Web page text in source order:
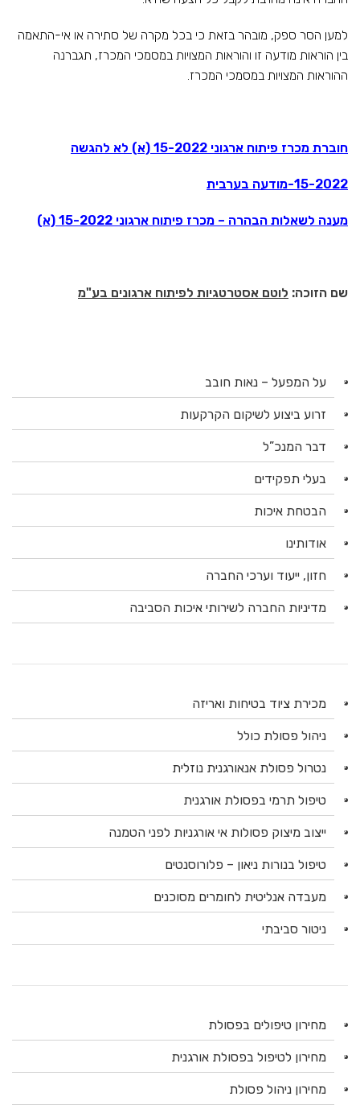
למען הסר ספק, מובהר בזאת כי בכל מקרה של סתירה או אי-התאמה
בין הוראות מודעה זו והוראות המצויות במסמכי המכרז, תגברנה
ההוראות המצויות במסמכי המכרז.
חוברת מכרז פיתוח ארגוני 15-2022 (א) לא להגשה
15-2022-מודעה בערבית
מענה לשאלות הבהרה – מכרז פיתוח ארגוני 15-2022 (א)
שם הזוכה: לוטם אסטרטגיות לפיתוח ארגונים בע"מ
על המפעל – נאות חובב
זרוע ביצוע לשיקום הקרקעות
דבר המנכ”ל
בעלי תפקידים
הבטחת איכות
אודותינו
חזון, ייעוד וערכי החברה
מדיניות החברה לשירותי איכות הסביבה
מכירת ציוד בטיחות ואריזה
ניהול פסולת כולל
נטרול פסולת אנאורגנית נוזלית
טיפול תרמי בפסולת אורגנית
ייצוב מיצוק פסולות אי אורגניות לפני הטמנה
טיפול בנורות ניאון – פלורוסנטים
מעבדה אנליטית לחומרים מסוכנים
ניטור סביבתי
מחירון טיפולים בפסולת
מחירון לטיפול בפסולת אורגנית
מחירון ניהול פסולת